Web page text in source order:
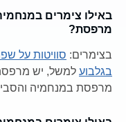
באילו צימרים
מרפסת?
בצימרים: סוויטות על
בגלבוע למשל, יש מרפסת
מרפסת במנחמיה